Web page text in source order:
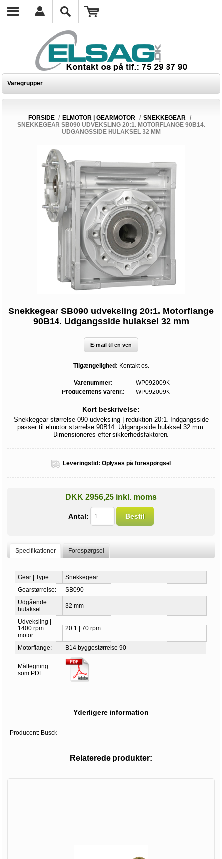
Varegrupper
FORSIDE / ELMOTOR | GEARMOTOR / SNEKKEGEAR /
SNEKKEGEAR SB090 UDVEKSLING 20:1. MOTORFLANGE 90B14.
UDGANGSSIDE HULAKSEL 32 MM
Snekkegear SB090 udveksling 20:1. Motorflange
90B14. Udgangsside hulaksel 32 mm
E-mail til en ven
Tilgængelighed: Kontakt os.
Varenummer:
WP092009K
Producentens varenr.:
WP092009K
Kort beskrivelse:
Snekkegear størrelse 090 udveksling | reduktion 20:1. Indgangsside
passer til elmotor størrelse 90B14. Udgangsside hulaksel 32 mm.
Dimensioneres efter sikkerhedsfaktoren.
Leveringstid: Oplyses på forespørgsel
DKK 2956,25 inkl. moms
Antal: Bestil
Specifikationer Forespørgsel
Gear | Type:
Snekkegear
Gearstørrelse:
SB090
Udgående
hulaksel:
32 mm
Udveksling |
1400 rpm
motor:
20:1 | 70 rpm
Motorflange: B14 byggestørrelse 90
Måltegning
som PDF:
Yderligere information
Producent: Busck
Relaterede produkter: